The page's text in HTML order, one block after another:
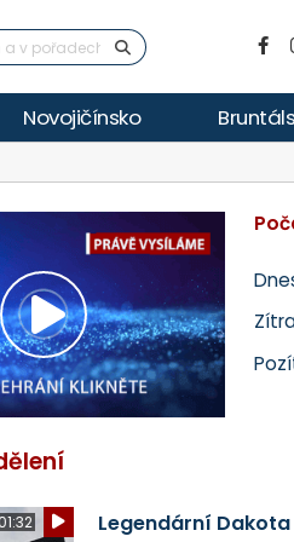
Novojičínsko
Přehrát
video
Legendární